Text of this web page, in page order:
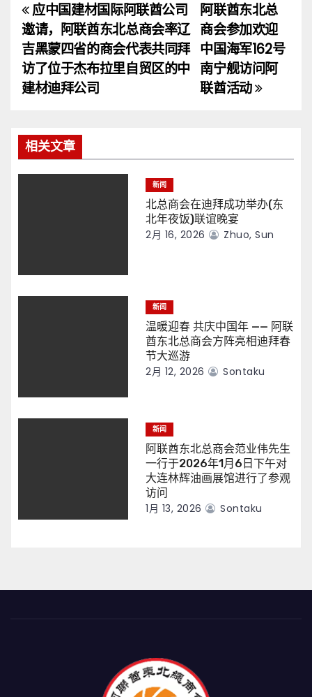
文
章
导
阿联酋东北总
商会参加欢迎
中国海军162号
南宁舰访问阿
联酋活动
应中国建材国际阿联酋公司
邀请，阿联酋东北总商会率辽
吉黑蒙四省的商会代表共同拜
访了位于杰布拉里自贸区的中
建材迪拜公司
相关文章
新闻
北总商会在迪拜成功举办(东
北年夜饭)联谊晚宴
2月 16, 2026 Zhuo, Sun
新闻
温暖迎春 共庆中国年 —— 阿联
酋东北总商会方阵亮相迪拜春
节大巡游
2月 12, 2026 Sontaku
新闻
阿联酋东北总商会范业伟先生
一行于2026年1月6日下午对
大连林辉油画展馆进行了参观
访问
1月 13, 2026 Sontaku